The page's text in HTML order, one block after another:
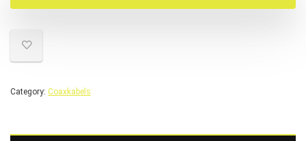
Category: Coaxkabels